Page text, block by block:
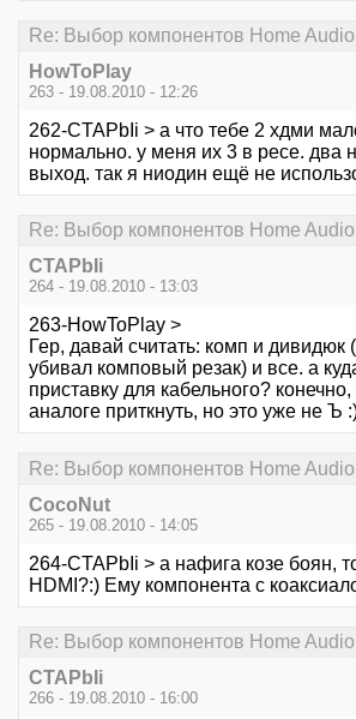
Re: Выбор компонентов Home Audio
HowToPlay
263 - 19.08.2010 - 12:26
262-CTAPbIi > а что тебе 2 хдми
нормально. у меня их 3 в ресе. два
выход. так я ниодин ещё не
Re: Выбор компонентов Home Audio
CTAPbIi
264 - 19.08.2010 - 13:03
263-HowToPlay >
Гер, давай считать: комп и дивидюк
убивал комповый резак) и все. а
приставку для кабельного?
аналоге приткнуть, но это уже не Ъ
Re: Выбор компонентов Home Audio
CocoNut
265 - 19.08.2010 - 14:05
264-CTAPbIi > а нафига козе боян,
HDMI?:) Ему компонента с
Re: Выбор компонентов Home Audio
CTAPbIi
266 - 19.08.2010 - 16:00